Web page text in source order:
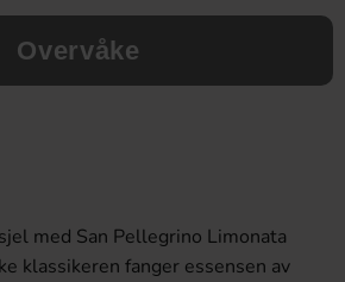
Overvåke
med San Pellegrino Limonata
klassikeren fanger essensen av